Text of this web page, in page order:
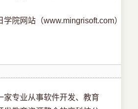
学院网站（www.mingrisoft.com）还
家专业从事软件开发、教育